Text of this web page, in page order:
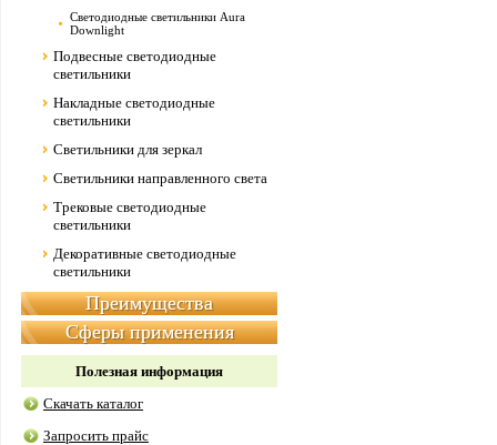
Светодиодные светильники Aura
Downlight
Подвесные светодиодные
светильники
Накладные светодиодные
светильники
Светильники для зеркал
Светильники направленного света
Трековые светодиодные
светильники
Декоративные светодиодные
светильники
Преимущества
Сферы применения
Полезная информация
Скачать каталог
Запросить прайс